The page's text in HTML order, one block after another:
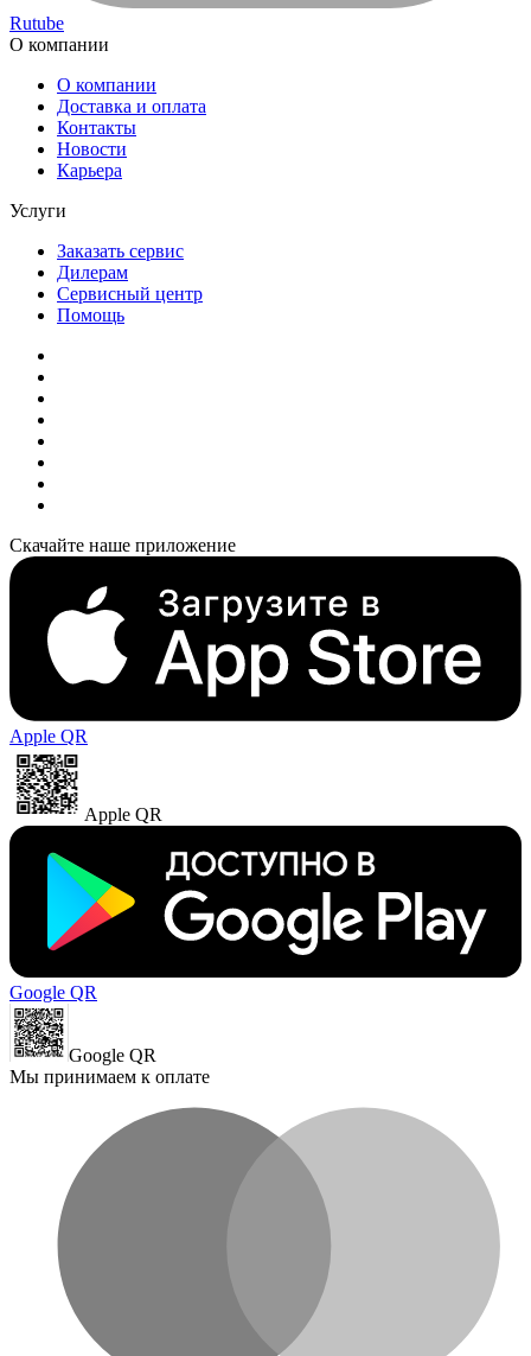
Rutube
О компании
О компании
Доставка и оплата
Контакты
Новости
Карьера
Услуги
Заказать сервис
Дилерам
Сервисный центр
Помощь
Скачайте наше приложение
Apple QR
Apple QR
Google QR
Google QR
Мы принимаем к оплате